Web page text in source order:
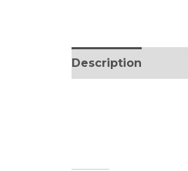
Description